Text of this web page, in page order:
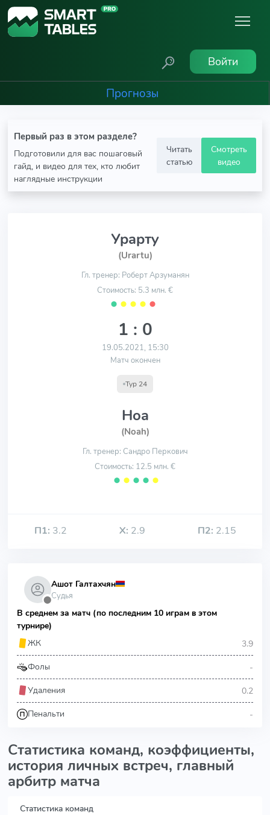
Войти
Прогнозы
Первый раз в этом разделе?
Подготовили для вас пошаговый
гайд, и видео для тех, кто любит
наглядные инструкции
Читать
статью
Смотреть
видео
Урарту
(Urartu)
Гл. тренер: Роберт Арзуманян
Стоимость: 5.3 млн. €
⬤ ⬤ ⬤ ⬤ ⬤
1 : 0
19.05.2021, 15:30
Матч окончен
Тур 24
Ноа
(Noah)
Гл. тренер: Сандро Перкович
Стоимость: 12.5 млн. €
⬤ ⬤ ⬤ ⬤ ⬤
П1: 3.2 Х: 2.9 П2: 2.15
⬤
Ашот Галтахчян
Судья
В среднем за матч (по последним 10 играм в этом
турнире)
ЖК
3.9
Фолы -
Удаления 0.2
Пенальти -
Статистика команд, коэффициенты,
история личных встреч, главный
арбитр матча
Статистика команд